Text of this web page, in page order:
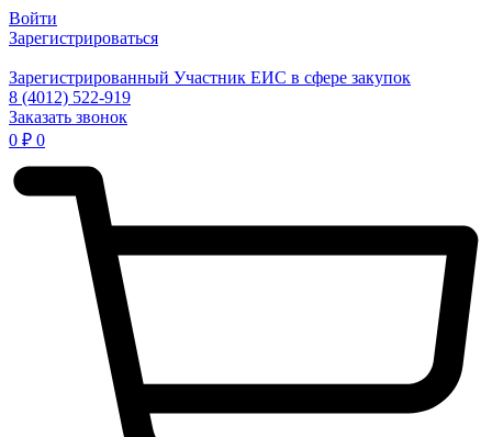
Войти
Зарегистрироваться
Зарегистрированный Участник ЕИС в сфере закупок
8 (4012) 522-919
Заказать звонок
0 ₽ 0